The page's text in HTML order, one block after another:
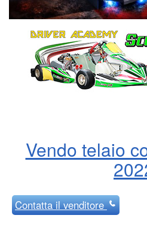
Vendo telaio
Contattail venditore